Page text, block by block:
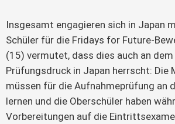
Insgesamt engagieren sich in Japan
Schüler für die Fridays for Future-
(15) vermutet, dass dies auch an dem
Prüfungsdruck in Japan herrscht: Die
müssen für die Aufnahmeprüfung an
lernen und die Oberschüler haben
Vorbereitungen auf die